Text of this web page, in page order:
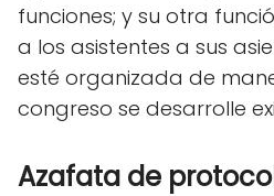
funciones; y su otra
a los asistentes a sus
esté organizada de
congreso se desarrolle
Azafata de